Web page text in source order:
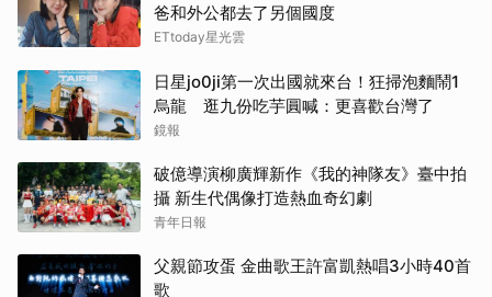
爸和外公都去了另個國度
ETtoday星光雲
日星jo0ji第一次出國就來台！狂掃泡麵鬧1
烏龍 逛九份吃芋圓喊：更喜歡台灣了
鏡報
破億導演柳廣輝新作《我的神隊友》臺中拍
攝 新生代偶像打造熱血奇幻劇
青年日報
父親節攻蛋 金曲歌王許富凱熱唱3小時40首
歌